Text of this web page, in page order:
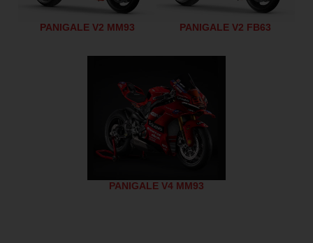
PANIGALE V2 MM93 PANIGALE V2 FB63
PANIGALE V4 MM93